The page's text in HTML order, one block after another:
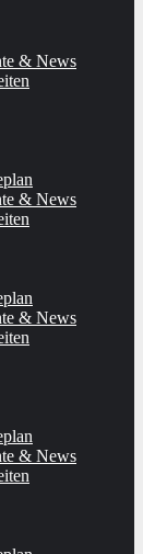
& News
& News
& News
& News